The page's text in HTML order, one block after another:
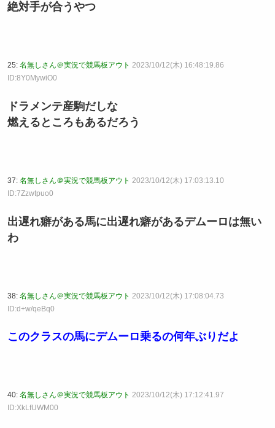
絶対手が合うやつ
25: 名無しさん＠実況で競馬板アウト 2023/10/12(木) 16:48:19.86
ID:8Y0MywiO0
ドラメンテ産駒だしな
燃えるところもあるだろう
37: 名無しさん＠実況で競馬板アウト 2023/10/12(木) 17:03:13.10
ID:7Zzwtpuo0
出遅れ癖がある馬に出遅れ癖があるデムーロは無い
わ
38: 名無しさん＠実況で競馬板アウト 2023/10/12(木) 17:08:04.73
ID:d+w/qeBq0
このクラスの馬にデムーロ乗るの何年ぶりだよ
40: 名無しさん＠実況で競馬板アウト 2023/10/12(木) 17:12:41.97
ID:XkLfUWM00